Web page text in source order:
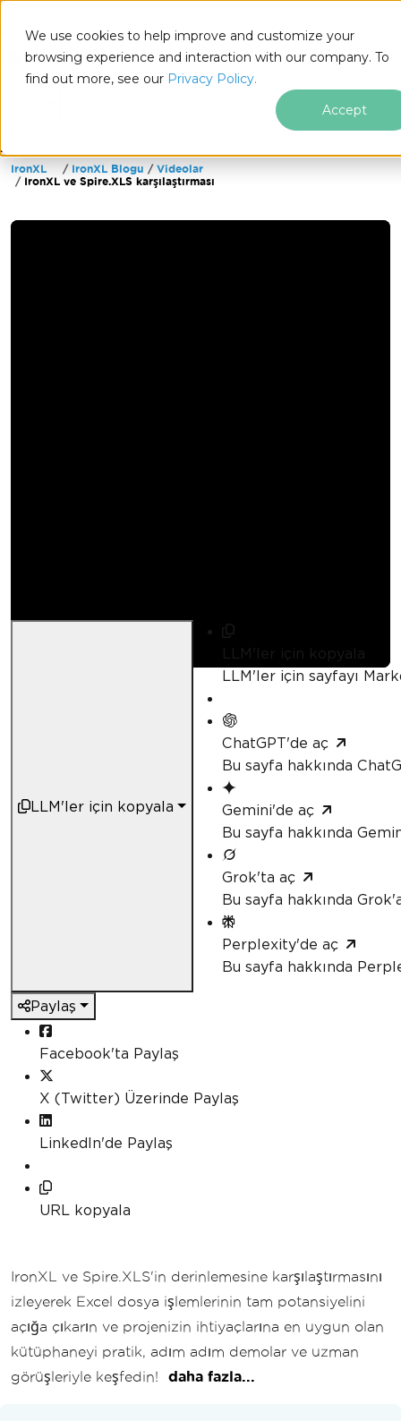
We use cookies to help improve and customize your
browsing experience and interaction with our company. To
find out more, see our Privacy Policy.
Accept
Altbilgi içeriğine atla
IronXL IronXL Blogu
Videolar
IronXL ve Spire.XLS karşılaştırması
LLM'ler için kopyala
LLM'ler için kopyala
LLM'ler için sayfayı
ChatGPT'de aç
Bu sayfa hakkında
Gemini'de aç
Bu sayfa hakkında
Grok'ta aç
Bu sayfa hakkında
Perplexity'de aç
Bu sayfa hakkında
Paylaş
Facebook'ta Paylaş
X (Twitter) Üzerinde Paylaş
LinkedIn'de Paylaş
URL kopyala
IronXL ve Spire.XLS'in derinlemesine karşılaştırmasını
izleyerek Excel dosya işlemlerinin tam potansiyelini
açığa çıkarın ve projenizin ihtiyaçlarına en uygun olan
kütüphaneyi pratik, adım adım demolar ve uzman
görüşleriyle keşfedin!
daha fazla...